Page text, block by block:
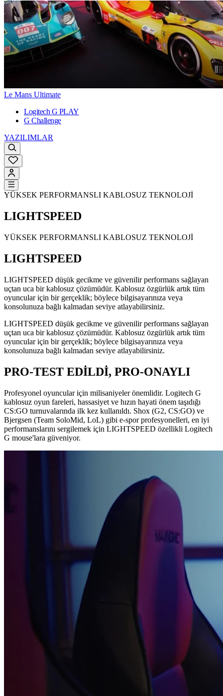
Le Mans Ultimate
Logitech G PLAY
G Challenge
YAZILIMLAR
YÜKSEK PERFORMANSLI KABLOSUZ TEKNOLOJİ
LIGHTSPEED
YÜKSEK PERFORMANSLI KABLOSUZ TEKNOLOJİ
LIGHTSPEED
LIGHTSPEED düşük gecikme ve güvenilir performans sağlayan
uçtan uca bir kablosuz çözümüdür. Kablosuz özgürlük artık tüm
oyuncular için bir gerçeklik; böylece bilgisayarınıza veya
konsolunuza bağlı kalmadan seviye atlayabilirsiniz.
LIGHTSPEED düşük gecikme ve güvenilir performans sağlayan
uçtan uca bir kablosuz çözümüdür. Kablosuz özgürlük artık tüm
oyuncular için bir gerçeklik; böylece bilgisayarınıza veya
konsolunuza bağlı kalmadan seviye atlayabilirsiniz.
PRO-TEST EDİLDİ, PRO-ONAYLI
Profesyonel oyuncular için milisaniyeler önemlidir. Logitech G
kablosuz oyun fareleri, hassasiyet ve hızın hayati önem taşıdığı
CS:GO turnuvalarında ilk kez kullanıldı. Shox (G2, CS:GO) ve
Bjergsen (Team SoloMid, LoL) gibi e-spor profesyonelleri, en iyi
performanslarını sergilemek için LIGHTSPEED özellikli Logitech
G mouse'lara güveniyor.